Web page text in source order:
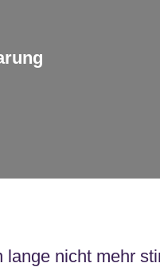
nicht mehr